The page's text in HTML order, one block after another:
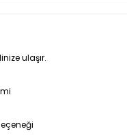
ulaşır.